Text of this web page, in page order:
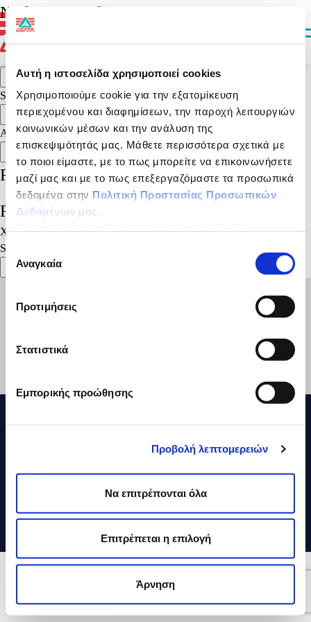
Αυτή η ιστοσελίδα χρησιμοποιεί cookies
Χρησιμοποιούμε cookie για την εξατομίκευση
περιεχομένου και διαφημίσεων, την παροχή λειτουργιών
κοινωνικών μέσων και την ανάλυση της
επισκεψιμότητάς μας. Μάθετε περισσότερα σχετικά με
το ποιοι είμαστε, με το πως μπορείτε να επικοινωνήσετε
μαζί μας και με το πως επεξεργαζόμαστε τα προσωπικά
δεδομένα στην Πολιτική Προστασίας Προσωπικών
Δεδομένων μας.
Επιλογή
συγκατάθεσης
Αναγκαία
Προτιμήσεις
Στατιστικά
Εμπορικής προώθησης
Προβολή λεπτομερειών
Να επιτρέπονται όλα
Επιτρέπεται η επιλογή
Άρνηση
Nothing Found
It seems we can’t find what you’re looking for. Perhaps searching can
help.
Αναζήτηση για:
Search
Search
Search
Αναζήτηση
Αναζήτηση
Recent Posts
Recent Comments
Χωρίς σχόλια για εμφάνιση.
Search
Social Media
ΔΕΛΤΑ Τρόφιμα © 2026
Εκθέσεις ΕSG
Craft by MRM//McCann